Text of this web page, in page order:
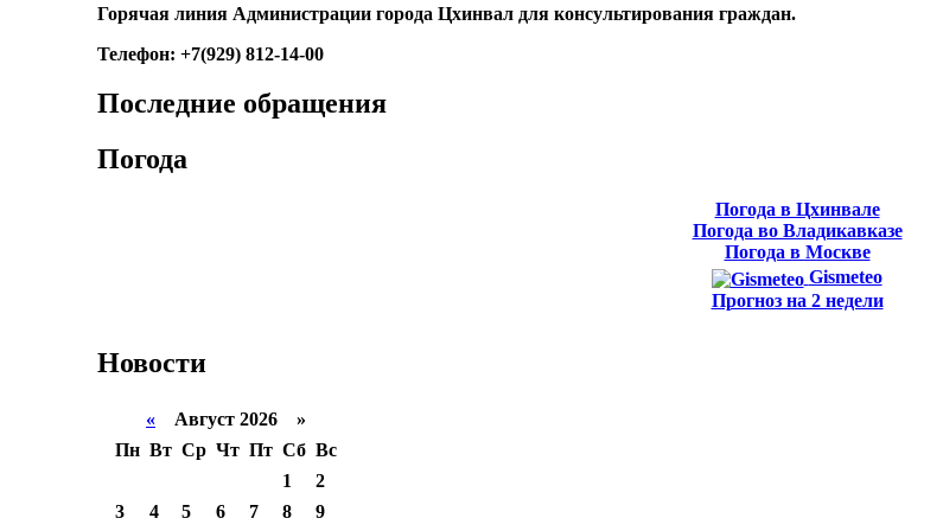
Горячая линия Администрации города Цхинвал для консультирования граждан.
Телефон: +7(929) 812-14-00
Последние обращения
Погода
Погода в Цхинвале
Погода во Владикавказе
Погода в Москве
Gismeteo
Прогноз на 2 недели
Новости
« Август 2026 »
Пн Вт Ср Чт Пт Сб Вс
1
2
3
4 5 6 7 8 9